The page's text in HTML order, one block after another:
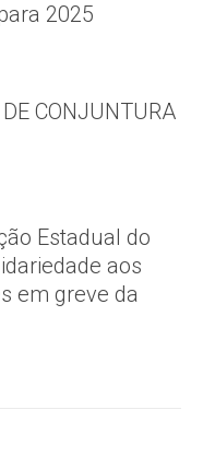
2025
DE CONJUNTURA
Estadual do
aos
em greve da